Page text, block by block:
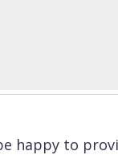
happy to